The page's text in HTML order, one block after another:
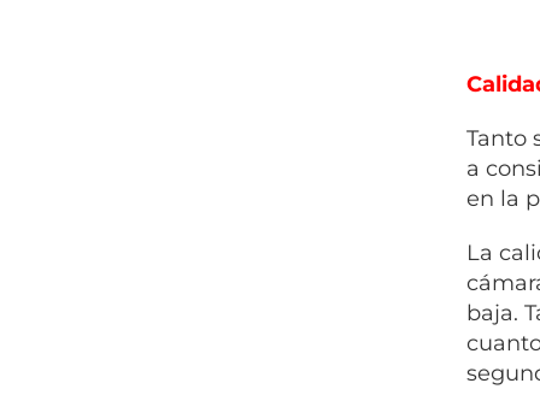
Tanto
a
en la
La
baja.